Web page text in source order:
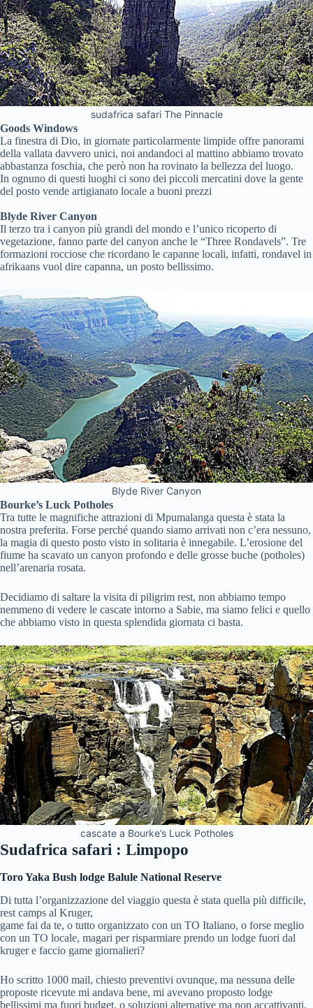
sudafrica safari The Pinnacle
Goods Windows
La finestra di Dio, in giornate particolarmente limpide offre panorami
della vallata davvero unici, noi andandoci al mattino abbiamo trovato
abbastanza foschia, che però non ha rovinato la bellezza del luogo.
In ognuno di questi luoghi ci sono dei piccoli mercatini dove la gente
del posto vende artigianato locale a buoni prezzi
Blyde River Canyon
Il terzo tra i canyon più grandi del mondo e l’unico ricoperto di
vegetazione, fanno parte del canyon anche le “Three Rondavels”. Tre
formazioni rocciose che ricordano le capanne locali, infatti, rondavel in
afrikaans vuol dire capanna, un posto bellissimo.
Blyde River Canyon
Bourke’s Luck Potholes
Tra tutte le magnifiche attrazioni di Mpumalanga questa è stata la
nostra preferita. Forse perché quando siamo arrivati non c’era nessuno,
la magia di questo posto visto in solitaria è innegabile. L’erosione del
fiume ha scavato un canyon profondo e delle grosse buche (potholes)
nell’arenaria rosata.
Decidiamo di saltare la visita di piligrim rest, non abbiamo tempo
nemmeno di vedere le cascate intorno a Sabie, ma siamo felici e quello
che abbiamo visto in questa splendida giornata ci basta.
cascate a Bourke’s Luck Potholes
Sudafrica safari : Limpopo
Toro Yaka Bush lodge Balule National Reserve
Di tutta l’organizzazione del viaggio questa è stata quella più difficile,
rest camps al Kruger,
game fai da te, o tutto organizzato con un TO Italiano, o forse meglio
con un TO locale, magari per risparmiare prendo un lodge fuori dal
kruger e faccio game giornalieri?
Ho scritto 1000 mail, chiesto preventivi ovunque, ma nessuna delle
proposte ricevute mi andava bene, mi avevano proposto lodge
bellissimi ma fuori budget, o soluzioni alternative ma non accattivanti.